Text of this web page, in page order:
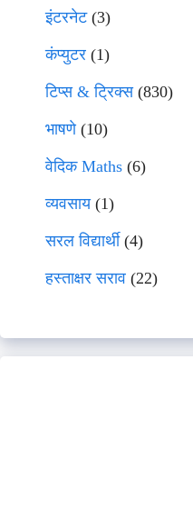
इंटरनेट(3)
कंप्युटर (1)
टिप्स & ट्रिक्स(830)
भाषणे(10)
वेदिक Maths (6)
व्यवसाय(1)
सरल विद्यार्थी(4)
हस्ताक्षर सराव (22)